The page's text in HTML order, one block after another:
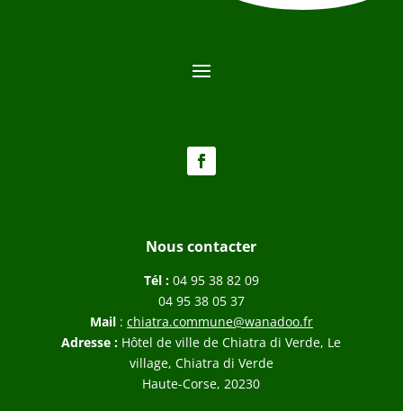
Nous contacter
Tél : 04 95 38 82 09
04 95 38 05 37
Mail: chiatra.commune@wanadoo.fr
Adresse : Hôtel de ville de Chiatra di Verde, Le
village, Chiatra di Verde
Haute-Corse, 20230